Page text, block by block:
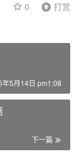
0 打赏
年5月14日 pm1:08
下一篇